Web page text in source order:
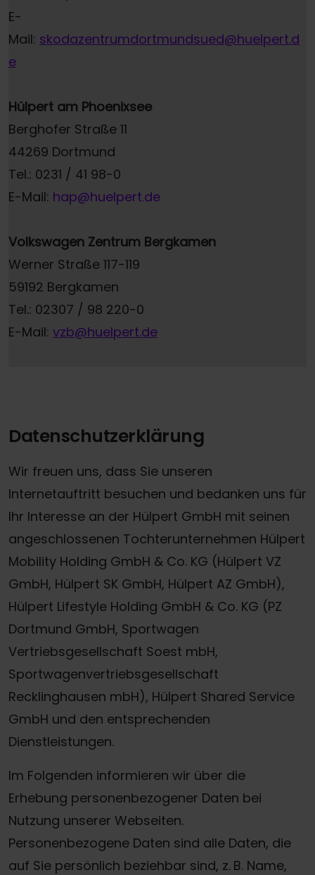
E-
Mail: skodazentrumdortmundsued@huelpert.d
e
Hülpert am Phoenixsee
Berghofer Straße 11
44269 Dortmund
Tel.: 0231 / 41 98-0
E-Mail: hap@huelpert.de
Volkswagen Zentrum Bergkamen
Werner Straße 117-119
59192 Bergkamen
Tel.: 02307 / 98 220-0
E-Mail: vzb@huelpert.de
Datenschutzerklärung
Wir freuen uns, dass Sie unseren
Internetauftritt besuchen und bedanken uns für
Ihr Interesse an der Hülpert GmbH mit seinen
angeschlossenen Tochterunternehmen Hülpert
Mobility Holding GmbH & Co. KG (Hülpert VZ
GmbH, Hülpert SK GmbH, Hülpert AZ GmbH),
Hülpert Lifestyle Holding GmbH & Co. KG (PZ
Dortmund GmbH, Sportwagen
Vertriebsgesellschaft Soest mbH,
Sportwagenvertriebsgesellschaft
Recklinghausen mbH), Hülpert Shared Service
GmbH und den entsprechenden
Dienstleistungen.
Im Folgenden informieren wir über die
Erhebung personenbezogener Daten bei
Nutzung unserer Webseiten.
Personenbezogene Daten sind alle Daten, die
auf Sie persönlich beziehbar sind, z. B. Name,